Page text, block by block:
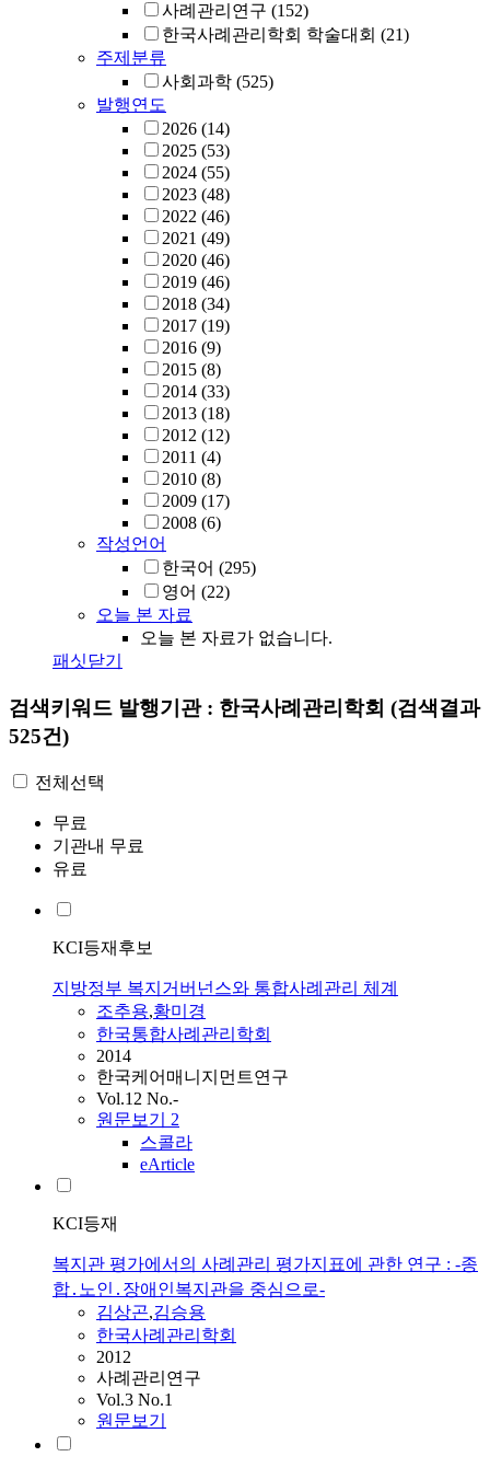
사례관리연구 (152)
한국사례관리학회 학술대회 (21)
주제분류
사회과학 (525)
발행연도
2026 (14)
2025 (53)
2024 (55)
2023 (48)
2022 (46)
2021 (49)
2020 (46)
2019 (46)
2018 (34)
2017 (19)
2016 (9)
2015 (8)
2014 (33)
2013 (18)
2012 (12)
2011 (4)
2010 (8)
2009 (17)
2008 (6)
작성언어
한국어 (295)
영어 (22)
오늘 본 자료
오늘 본 자료가 없습니다.
패싯닫기
검색키워드 발행기관 : 한국사례관리학회 (검색결과
525건)
전체선택
무료
기관내 무료
유료
KCI등재후보
지방정부 복지거버넌스와 통합사례관리 체계
조추용,황미경
한국통합사례관리학회
2014
한국케어매니지먼트연구
Vol.12 No.-
원문보기 2
스콜라
eArticle
KCI등재
복지관 평가에서의 사례관리 평가지표에 관한 연구 : -종
합․노인․장애인복지관을 중심으로-
김상곤,김승용
한국사례관리학회
2012
사례관리연구
Vol.3 No.1
원문보기